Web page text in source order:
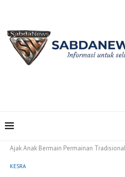
Ajak Anak Bermain Permainan
KESRA